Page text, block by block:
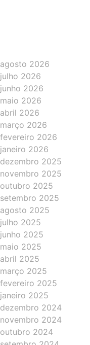
agosto 2026
julho 2026
junho 2026
maio 2026
abril 2026
março 2026
fevereiro 2026
janeiro 2026
dezembro 2025
novembro 2025
outubro 2025
setembro 2025
agosto 2025
julho 2025
junho 2025
maio 2025
abril 2025
março 2025
fevereiro 2025
janeiro 2025
dezembro 2024
novembro 2024
outubro 2024